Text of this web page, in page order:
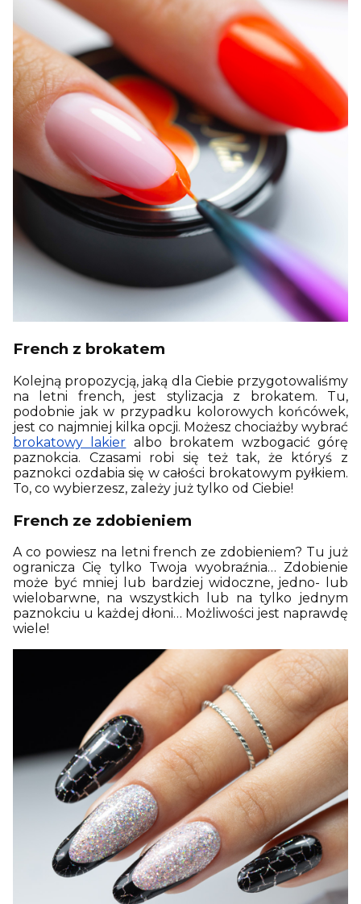
French z brokatem
Kolejną propozycją, jaką dla Ciebie przygotowaliśmy
na letni french, jest stylizacja z brokatem. Tu,
podobnie jak w przypadku kolorowych końcówek,
jest co najmniej kilka opcji. Możesz chociażby wybrać
brokatowy lakier albo brokatem wzbogacić górę
paznokcia. Czasami robi się też tak, że któryś z
paznokci ozdabia się w całości brokatowym pyłkiem.
To, co wybierzesz, zależy już tylko od Ciebie!
French ze zdobieniem
A co powiesz na letni french ze zdobieniem? Tu już
ogranicza Cię tylko Twoja wyobraźnia… Zdobienie
może być mniej lub bardziej widoczne, jedno- lub
wielobarwne, na wszystkich lub na tylko jednym
paznokciu u każdej dłoni… Możliwości jest naprawdę
wiele!